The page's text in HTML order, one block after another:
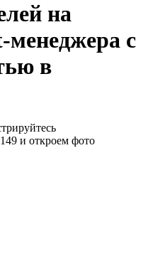
на
менеджера с
в
и откроем фото